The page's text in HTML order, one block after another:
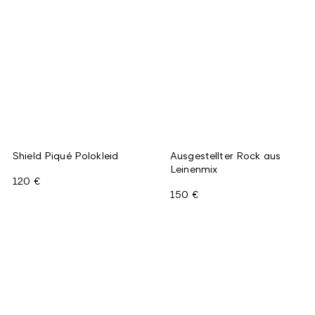
Shield Piqué Polokleid
120 €
Ausgestellter Rock aus
Leinenmix
150 €